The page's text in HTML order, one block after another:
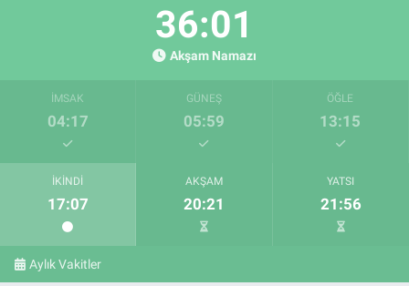
35:59
Akşam Namazı
İMSAK
04:17
GÜNEŞ
05:59
ÖĞLE
13:15
İKINDI
17:07
AKŞAM
20:21
YATSI
21:56
Aylık Vakitler